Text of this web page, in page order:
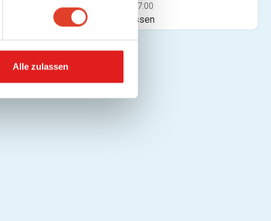
Alle zulassen
Sa
09:00 - 17:00
Jetzt geschlossen